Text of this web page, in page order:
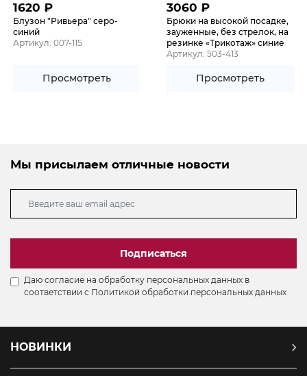
1620 ₽
Блузон "Ривьера" серо-
синий
Артикул: 007-115
Просмотреть
3060 ₽
Брюки на высокой посадке,
зауженные, без стрелок, на
резинке «Трикотаж» синие
Артикул: 503-413
Просмотреть
Мы присылаем отличные новости
Подписаться
Даю согласие на обработку персональных данных в
соответствии с Политикой обработки персональных данных
НОВИНКИ